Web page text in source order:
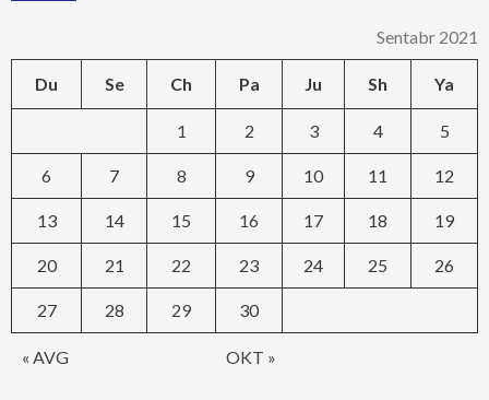
Sentabr 2021
Du Se Ch Pa Ju Sh Ya
« AVG OKT »
1 2 3 4 5
6 7 8 9 10 11 12
13 14 15 16 17 18 19
20 21 22 23 24 25 26
27 28 29 30